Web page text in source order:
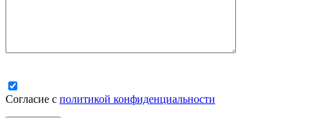
Согласие с политикой конфиденциальности